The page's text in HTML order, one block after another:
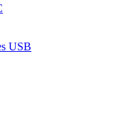
USB